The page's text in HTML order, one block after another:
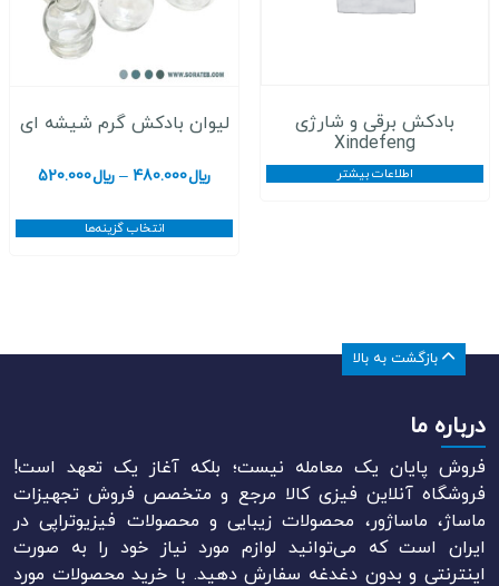
بادکش برقی و شارژی
Xindefeng
اطلاعات بیشتر
لیوان بادکش گرم شیشه ای
﷼480.000
– ﷼520.000
تا
انتخاب گزینه‌ها
درباره ما
فروش پایان یک معامله نیست؛ بلکه آغاز یک تعهد است!
فروشگاه آنلاین فیزی کالا مرجع و متخصص فروش تجهیزات
ماساژ، ماساژور، محصولات زیبایی و محصولات فیزیوتراپی در
ایران است که می‌توانید لوازم مورد نیاز خود را به صورت
اینترنتی و بدون دغدغه سفارش دهید. با خرید محصولات مورد
بازگشت به بالا